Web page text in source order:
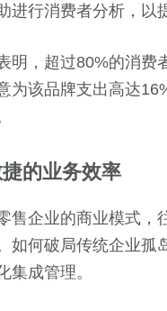
进行消费者分析，以
明，超过80%的消费
为该品牌支出高达
的业务效率
售企业的商业模式，
如何破局传统企业孤
集成管理。